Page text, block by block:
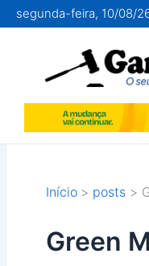
para
conteúdo
segunda-feira, 10/08/
Início posts
Green